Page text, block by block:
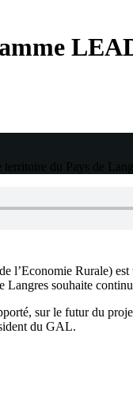
du Pays de
Rurale)
souhaite
sur le futur du
du GAL.